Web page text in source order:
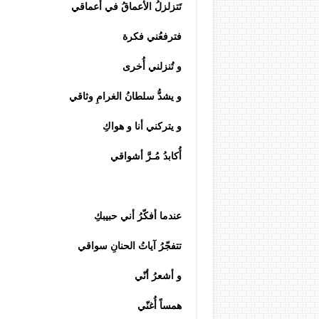
تَتزلزلُ الأعماقُ في أعماقي
فترفعُني فكرة
و تُنزلني أُخرى
و يشدُّ سلطانُ الغرامِ وثاقي
و يتركني أنا و هواكِ
أُكابدُ مُـرَّ أشواقي
عندما أفكّرُ أني حبيبكِ
تتفجّرُ آياتُ الحنانِ سواقي
و أشعرُ أنّي
همساً أُغنّي